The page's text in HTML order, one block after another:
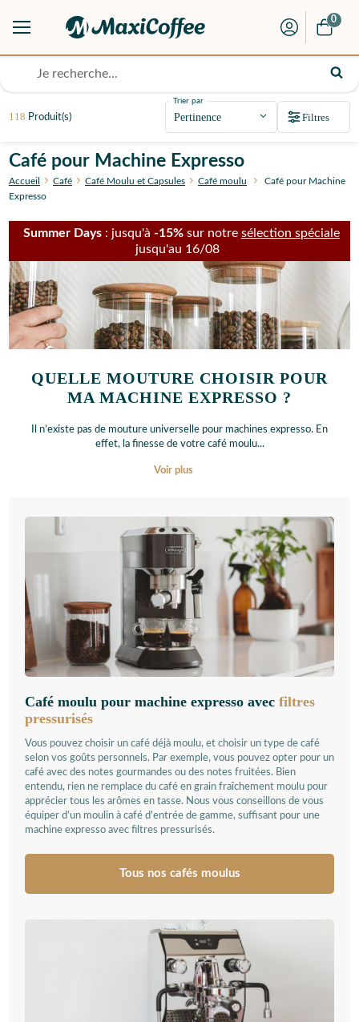
0
Café pour Machine Expresso
Accueil Café Café Moulu et Capsules Café moulu
Café pour Machine
Expresso
Summer Days : jusqu'à -15% sur notre sélection spéciale
jusqu'au 16/08
QUELLE MOUTURE CHOISIR POUR
MA MACHINE EXPRESSO ?
Il n’existe pas de mouture universelle pour machines expresso. En
effet, la finesse de votre café moulu...
Voir plus
Café moulu pour machine expresso avec filtres
pressurisés
Vous pouvez choisir un café déjà moulu, et choisir un type de café
selon vos goûts personnels. Par exemple, vous pouvez opter pour un
café avec des notes gourmandes ou des notes fruitées. Bien
entendu, rien ne remplace du café en grain fraîchement moulu pour
apprécier tous les arômes en tasse. Nous vous conseillons de vous
équiper d’un moulin à café d'entrée de gamme, suffisant pour une
machine expresso avec filtres pressurisés.
Tous nos cafés moulus
118 Produit(s)
Trier par
Filtres